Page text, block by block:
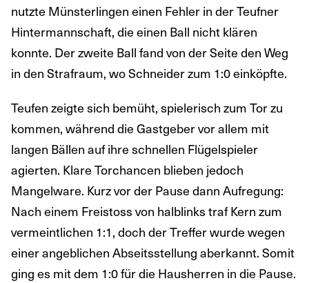
nutzte Münsterlingen einen Fehler in der Teufner
Hintermannschaft, die einen Ball nicht klären
konnte. Der zweite Ball fand von der Seite den Weg
in den Strafraum, wo Schneider zum 1:0 einköpfte.
Teufen zeigte sich bemüht, spielerisch zum Tor zu
kommen, während die Gastgeber vor allem mit
langen Bällen auf ihre schnellen Flügelspieler
agierten. Klare Torchancen blieben jedoch
Mangelware. Kurz vor der Pause dann Aufregung:
Nach einem Freistoss von halblinks traf Kern zum
vermeintlichen 1:1, doch der Treffer wurde wegen
einer angeblichen Abseitsstellung aberkannt. Somit
ging es mit dem 1:0 für die Hausherren in die Pause.